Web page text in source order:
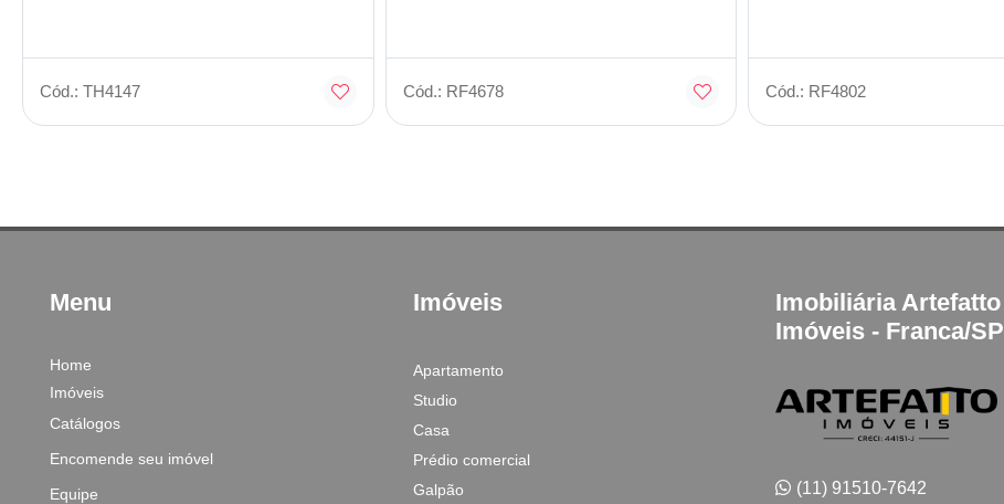
Cód.: TH4147 Cód.: RF4678 Cód.: RF4802
Menu
Home
Imóveis
Catálogos
Encomende seu imóvel
Equipe
Imóveis
Apartamento
Studio
Casa
Prédio comercial
Galpão
Imobiliária Artefatto
Imóveis - Franca/SP
(11) 91510-7642